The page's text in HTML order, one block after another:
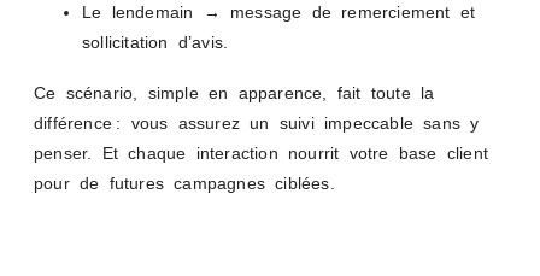
Le lendemain → message de remerciement et
sollicitation d’avis.
Ce scénario, simple en apparence, fait toute la
différence : vous assurez un suivi impeccable sans y
penser. Et chaque interaction nourrit votre base client
pour de futures campagnes ciblées.